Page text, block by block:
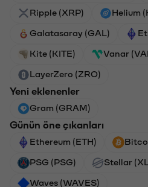
Ripple (XRP) Helium
Galatasaray (GAL)
Kite (KITE) Vanar
LayerZero (ZRO)
Yeni eklenenler
Gram (GRAM)
Günün öne çıkanları
Ethereum (ETH)
PSG (PSG) Stellar
Waves (WAVES)